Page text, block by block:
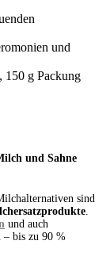
und
150 g Packung
und Sahne
sind
und auch
– bis zu 90 %